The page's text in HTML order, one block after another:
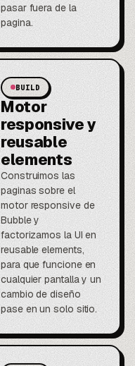
pasar fuera de la
pagina.
BUILD
Motor
responsive y
reusable
elements
Construimos las
paginas sobre el
motor responsive de
Bubble y
factorizamos la UI en
reusable elements,
para que funcione en
cualquier pantalla y un
cambio de diseño
pase en un solo sitio.